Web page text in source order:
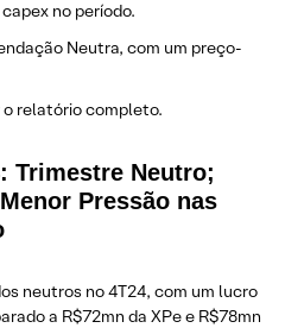
no período.
Neutra, com um preço-
o relatório completo.
Trimestre Neutro;
Pressão nas
neutros no 4T24, com um lucro
a R$72mn da XPe e R$78mn